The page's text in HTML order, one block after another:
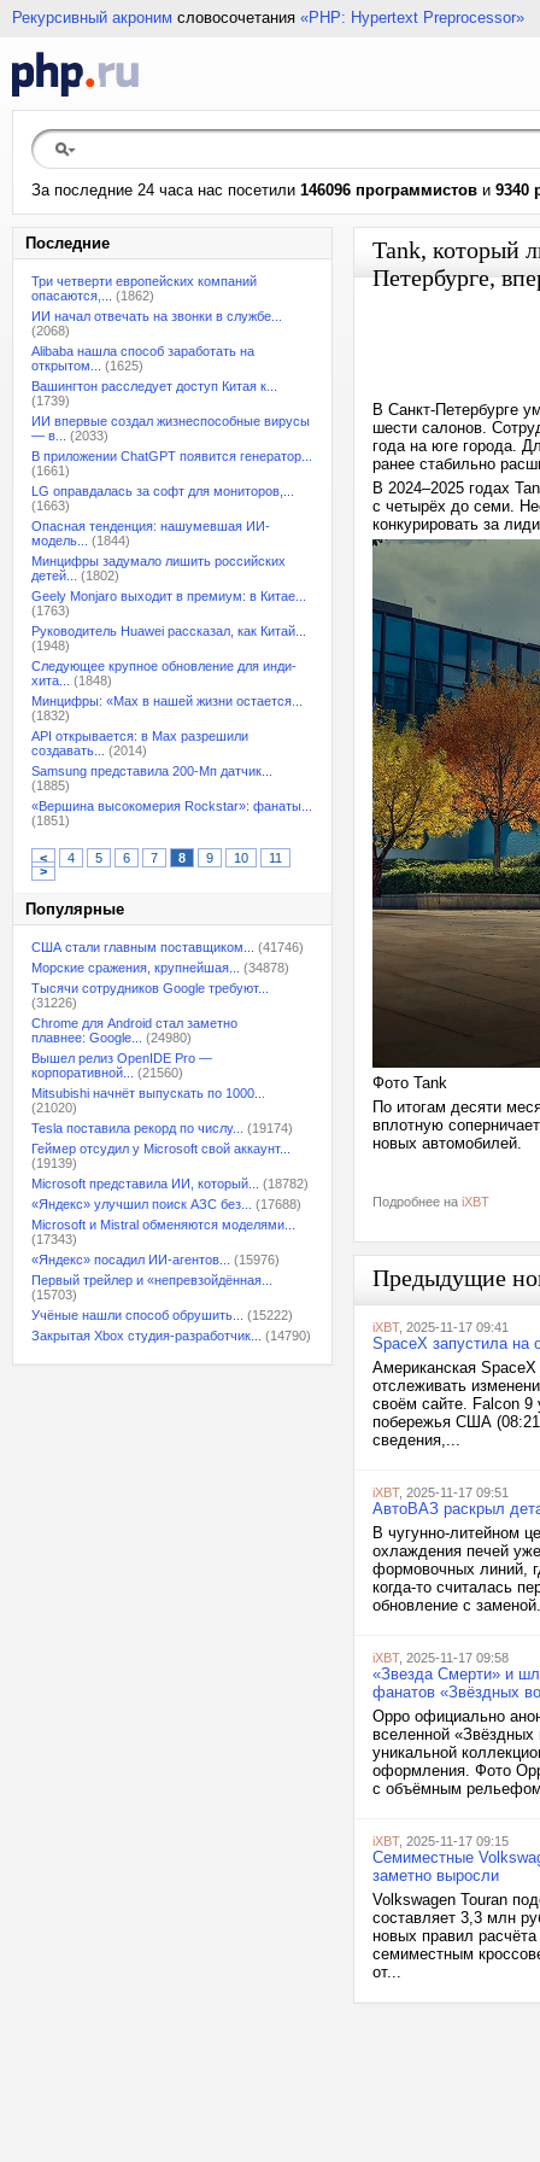
Рекурсивный акроним словосочетания «PHP: Hypertext Preprocessor»
За последние 24 часа нас посетили 146096 программистов и 9340
Последние
Три четверти европейских компаний
опасаются,...
(1862)
ИИ начал отвечать на звонки в службе...
(2068)
Alibaba нашла способ заработать на
открытом...
(1625)
Вашингтон расследует доступ Китая к...
(1739)
ИИ впервые создал жизнеспособные вирусы
— в...
(2033)
В приложении ChatGPT появится генератор...
(1661)
LG оправдалась за софт для мониторов,...
(1663)
Опасная тенденция: нашумевшая ИИ-
модель...
(1844)
Минцифры задумало лишить российских
детей...
(1802)
Geely Monjaro выходит в премиум: в Китае...
(1763)
Руководитель Huawei рассказал, как Китай...
(1948)
Следующее крупное обновление для инди-
хита...
(1848)
Минцифры: «Max в нашей жизни остается...
(1832)
API открывается: в Max разрешили
создавать...
(2014)
Samsung представила 200-Мп датчик...
(1885)
«Вершина высокомерия Rockstar»: фанаты...
(1851)
< 4 5 6 7 8 9 10
11
>
Популярные
США стали главным поставщиком...
(41746)
Морские сражения, крупнейшая...
(34878)
Тысячи сотрудников Google требуют...
(31226)
Chrome для Android стал заметно
плавнее: Google...
(24980)
Вышел релиз OpenIDE Pro —
корпоративной...
(21560)
Mitsubishi начнёт выпускать по 1000...
(21020)
Tesla поставила рекорд по числу...
(19174)
Геймер отсудил у Microsoft свой аккаунт...
(19139)
Microsoft представила ИИ, который...
(18782)
«Яндекс» улучшил поиск АЗС без...
(17688)
Microsoft и Mistral обменяются моделями...
(17343)
«Яндекс» посадил ИИ-агентов...
(15976)
Первый трейлер и «непревзойдённая...
(15703)
Учёные нашли способ обрушить...
(15222)
Закрытая Xbox студия-разработчик...
(14790)
Tank, который
Петербурге,
В Санкт-Петербурге
шести салонов.
года на юге города.
ранее стабильно
В 2024–2025 годах
с четырёх до семи.
конкурировать за
Фото Tank
По итогам десяти
вплотную
новых автомобилей.
Подробнее на iXBT
Предыдущие
iXBT, 2025-11-17 09:41
SpaceX запустила на
Американская
отслеживать
своём сайте. Falcon
побережья США (08:21
сведения,...
iXBT, 2025-11-17 09:51
АвтоВАЗ раскрыл
В чугунно-литейном
охлаждения печей
формовочных линий,
когда-то считалась
обновление с
iXBT, 2025-11-17 09:58
«Звезда Смерти» и
фанатов «Звёздных
Oppo официально
вселенной
уникальной
оформления. Фото
с объёмным
iXBT, 2025-11-17 09:15
Семиместные
заметно выросли
Volkswagen Touran
составляет 3,3 млн
новых правил
семиместным
от...